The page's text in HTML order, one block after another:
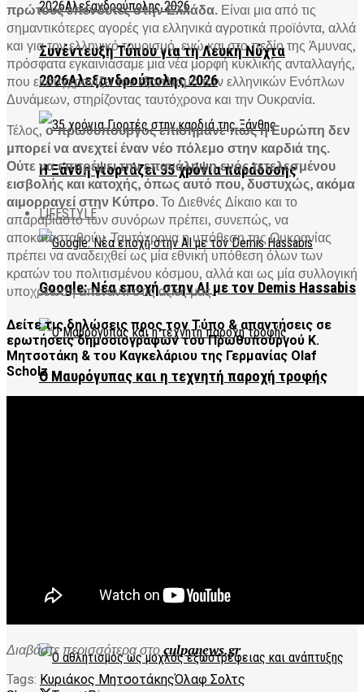
Συνέντευξη Τύπου για τη Λευκή Νύχτα
2026Αλεξανδρούπολης 2026
Η Ξάνθη γιορτάζει 35 χρόνια παράδοσης
LIFESTYLE
Google: Νέα εποχή στην AI με τον Demis Hassabis
Ο Μαυρόγυπας και η τεχνητή παροχή τροφής
Ardas Festival 2026 – 30 Χρόνια Μουσικής &
πρώτους επενδυτές στην Ελλάδα. Είναι μια από τις
σημαντικότερες αγορές για ελληνικά αγροτικά προϊόντα, αλλά
και για τον ελληνικό τουρισμό, ενώ και στο πεδίο της Άμυνας,
πρόσφατα εγκαινιάσαμε μια νέα μορφή κυκλικής ανταλλαγής,
που εκσυγχρονίζει τον εξοπλισμό των ελληνικών Ενόπλων
Δυνάμεων, στηρίζοντας ταυτόχρονα και την Ουκρανία.
Τέλος, ο πρωθυπουργός επισήμανε πως η Ευρώπη δεν
μπορεί να ανεχτεί έναν νέο πόλεμο στην καρδιά της.
Ούτε να επιτρέψει την επανάληψη ενός τετελεσμένου
εισβολής και κατοχής, όπως αυτό που, δυστυχώς, ακόμα
αιμορραγεί στην Κύπρο. Το Διεθνές Δίκαιο και το
απαραβίαστο των συνόρων πρέπει, συνεπώς, να
αποκατασταθούν. Ταυτόχρονα η υπόθεση της Ουκρανίας
πρέπει να αναδειχθεί ως μία εθνική υπόθεση όλων των
κρατών του πολιτισμένου κόσμου, αλλά και ως μία συλλογική
υποχρέωση απέναντι στις αξίες μας.
Δείτε τις δηλώσεις προς τον Τύπο & απαντήσεις σε
ερωτήσεις δημοσιογράφων του Πρωθυπουργού Κ.
Μητσοτάκη & του Καγκελάριου της Γερμανίας Olaf
Scholz
Διαβάστε περισσότερα στοculpanews.gr
Tags: Κυριάκος ΜητσοτάκηςΌλαφ Σολτς